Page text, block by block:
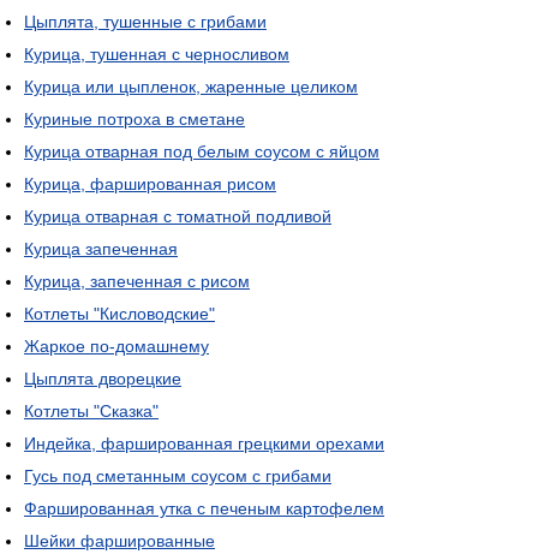
Цыплята, тушенные с грибами
Курица, тушенная с черносливом
Курица или цыпленок, жаренные целиком
Куриные потроха в сметане
Курица отварная под белым соусом с яйцом
Курица, фаршированная рисом
Курица отварная с томатной подливой
Курица запеченная
Курица, запеченная с рисом
Котлеты "Кисловодские"
Жаркое по-домашнему
Цыплята дворецкие
Котлеты "Сказка"
Индейка, фаршированная грецкими орехами
Гусь под сметанным соусом с грибами
Фаршированная утка с печеным картофелем
Шейки фаршированные